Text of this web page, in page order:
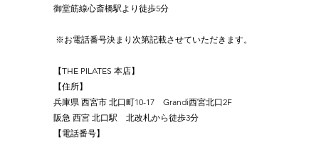
御堂筋線心斎橋駅より徒歩5分
※お電話番号決まり次第記載させていただきます。
【THE PILATES 本店】
【住所】
兵庫県 西宮市 北口町10-17　Grandi西宮北口2F
阪急 西宮 北口駅　北改札から徒歩3分
【電話番号】